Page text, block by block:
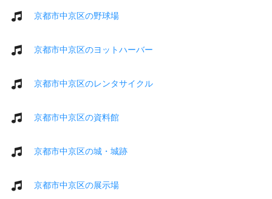
京都市中京区の野球場
京都市中京区のヨットハーバー
京都市中京区のレンタサイクル
京都市中京区の資料館
京都市中京区の城・城跡
京都市中京区の展示場